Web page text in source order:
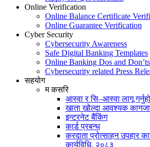
Online Verification
Online Balance Certificate
Online Guarantee Verification
Cyber Security
Cybersecurity Awareness
Safe Digital Banking Templates
Online Banking Dos and Don’ts
Cybersecurity related Press
सहयोग
म कसरि
आस्वा र सि–आस्वा लागू
खाता खोल्दा आवश्यक
इन्टरनेट बैंकिंग
कार्ड प्रबन्ध
करदाता प्रोत्साहन उपहार
कार्यविधि, २०८३